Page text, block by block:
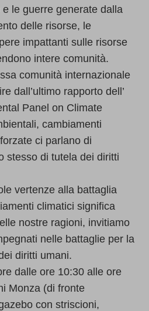
le guerre generate dalla
delle risorse, le
impattanti sulle risorse
intere comunità.
comunità internazionale
dall’ultimo rapporto dell’
Panel on Climate
cambiamenti
ci parlano di
stesso di tutela dei diritti
vertenze alla battaglia
climatici significa
nostre ragioni, invitiamo
nelle battaglie per la
diritti umani.
dalle ore 10:30 alle ore
Monza (di fronte
con striscioni,